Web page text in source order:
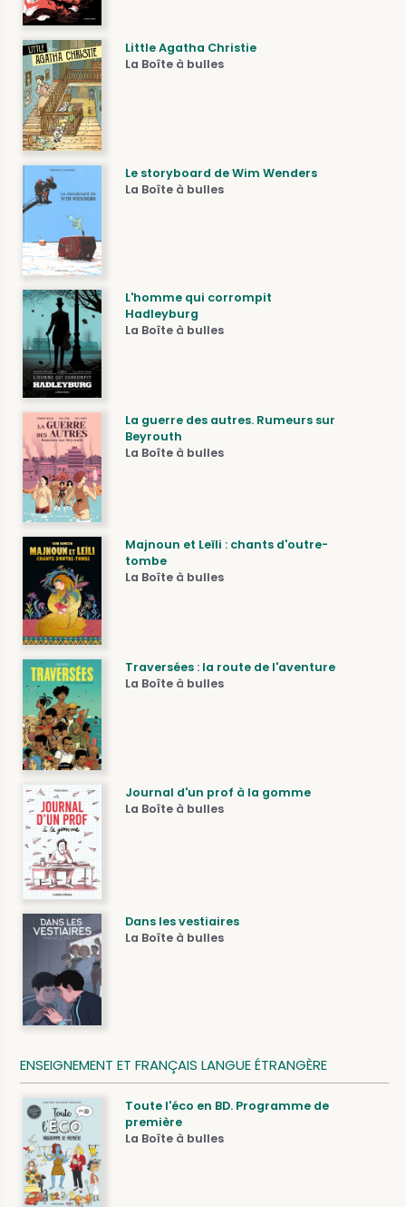
Little Agatha Christie
La Boîte à bulles
Le storyboard de Wim Wenders
La Boîte à bulles
L'homme qui corrompit
Hadleyburg
La Boîte à bulles
La guerre des autres. Rumeurs sur
Beyrouth
La Boîte à bulles
Majnoun et Leïli : chants d'outre-
tombe
La Boîte à bulles
Traversées : la route de l'aventure
La Boîte à bulles
Journal d'un prof à la gomme
La Boîte à bulles
Dans les vestiaires
La Boîte à bulles
ENSEIGNEMENT ET FRANÇAIS LANGUE ÉTRANGÈRE
Toute l'éco en BD. Programme de
première
La Boîte à bulles